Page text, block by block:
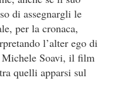
di assegnargli le
per la cronaca,
l’alter ego di
Soavi, il film
quelli apparsi sul